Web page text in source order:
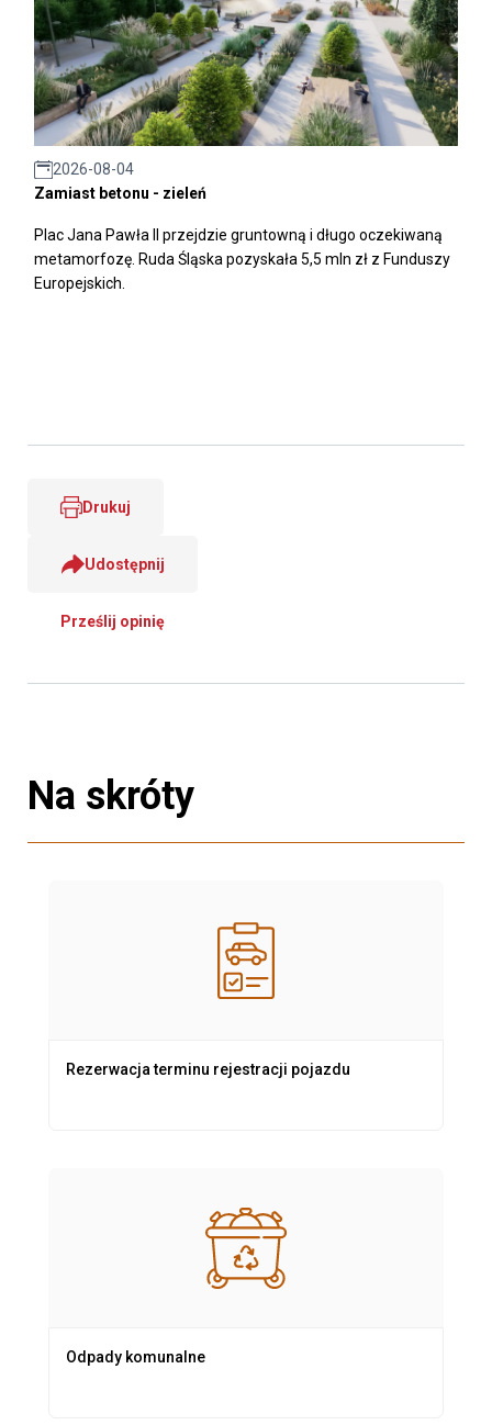
2026-08-04
Zamiast betonu - zieleń
Plac Jana Pawła II przejdzie gruntowną i długo oczekiwaną
metamorfozę. Ruda Śląska pozyskała 5,5 mln zł z Funduszy
Europejskich.
Drukuj
Udostępnij
Prześlij opinię
Na skróty
Rezerwacja terminu rejestracji pojazdu
Odpady komunalne